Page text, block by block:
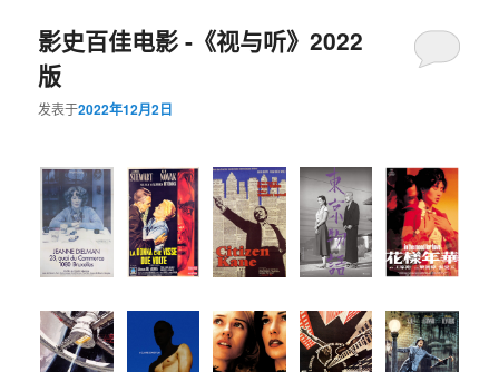
影史百佳电影 -《视与听》2022
版
发表于2022年12月2日